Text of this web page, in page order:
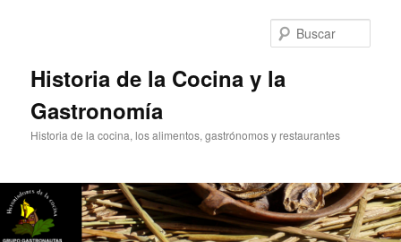
Historia de la Cocina y la
Gastronomía
Historia de la cocina, los alimentos, gastrónomos y restaurantes